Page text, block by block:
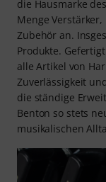
die Hausmarke
Menge
Zubehör an.
Produkte.
alle Artikel von
Zuverlässigkeit
die ständige
Benton so stets
musikalischen